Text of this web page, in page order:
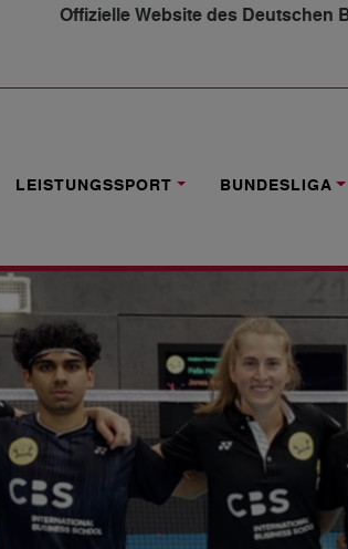
Offizielle Website des Deutschen
LEISTUNGSSPORT BUNDESLIGA